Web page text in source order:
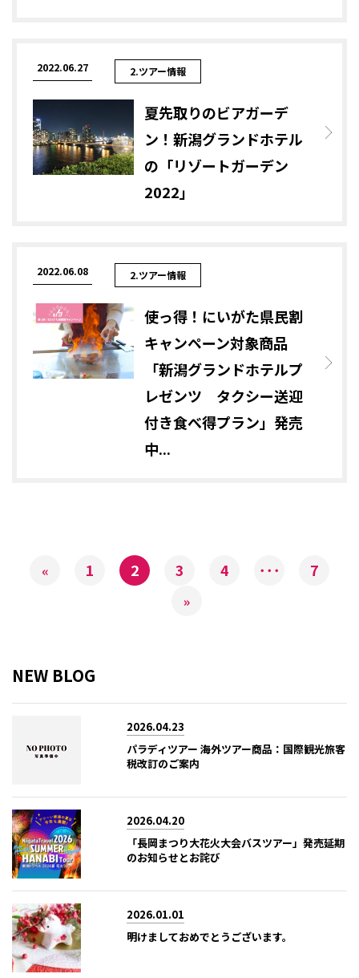
2022.06.27 2.ツアー情報
夏先取りのビアガーデ
ン！新潟グランドホテル
の「リゾートガーデン
2022」
2022.06.08 2.ツアー情報
使っ得！にいがた県民割
キャンペーン対象商品
「新潟グランドホテルプ
レゼンツ タクシー送迎
付き食べ得プラン」発売
中...
« 1 2 3 4 ･･･ 7
»
NEW BLOG
2026.04.23
パラディツアー 海外ツアー商品：国際観光旅客
税改訂のご案内
2026.04.20
「長岡まつり大花火大会バスツアー」発売延期
のお知らせとお詫び
2026.01.01
明けましておめでとうございます。